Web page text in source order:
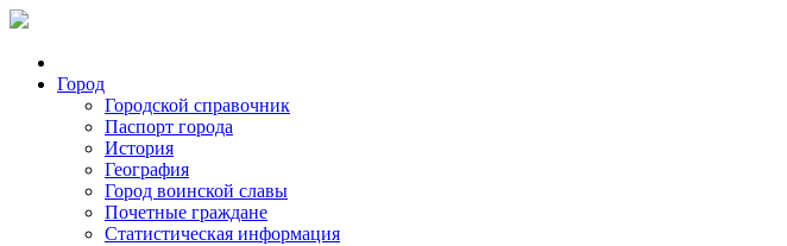
Город
Городской справочник
Паспорт города
История
География
Город воинской славы
Почетные граждане
Статистическая информация